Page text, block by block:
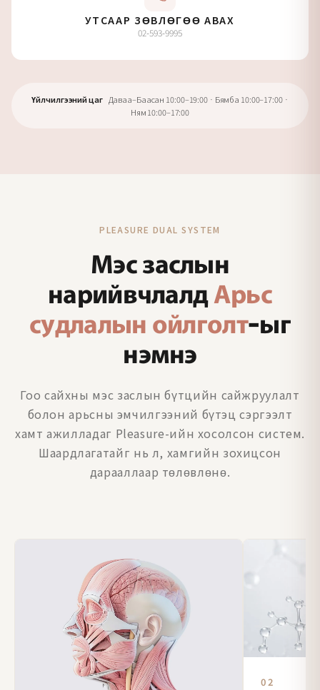
УТСААР ЗӨВЛӨГӨӨ АВАХ
02-593-9995
Үйлчилгээний цаг Даваа–Баасан 10:00–19:00 · Бямба 10:00–17:00 ·
Ням 10:00–17:00
PLEASURE DUAL SYSTEM
Мэс заслын
нарийвчлалдАрьс
судлалын ойлголт-ыг
нэмнэ
Гоо сайхны мэс заслын бүтцийн сайжруулалт
болон арьсны эмчилгээний бүтэц сэргээлт
хамт ажилладаг Pleasure-ийн хосолсон систем.
Шаардлагатайг нь л, хамгийн зохицсон
дарааллаар төлөвлөнө.
02